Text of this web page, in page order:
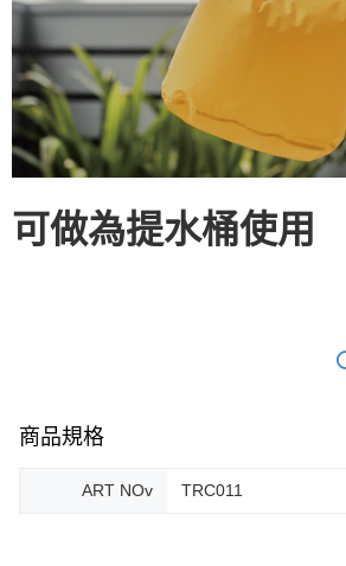
可做為提水桶使用
商品規格
ART NOv TRC011